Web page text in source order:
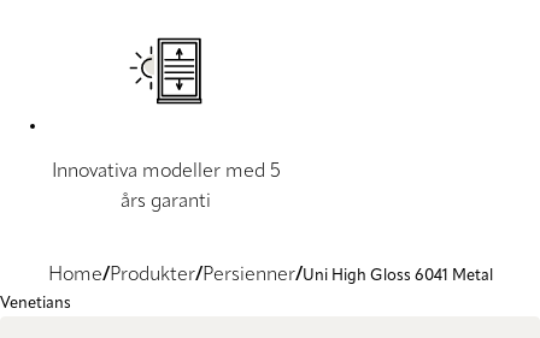
Innovativa modeller med 5
års garanti
Home Produkter Persienner Uni High Gloss 6041 Metal
Venetians